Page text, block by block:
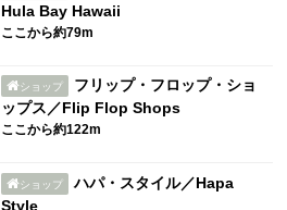
Hula Bay Hawaii
ここから約79m
ショップ
フリップ・フロップ・ショ
ップス／Flip Flop Shops
ここから約122m
ショップ
ハパ・スタイル／Hapa
Style